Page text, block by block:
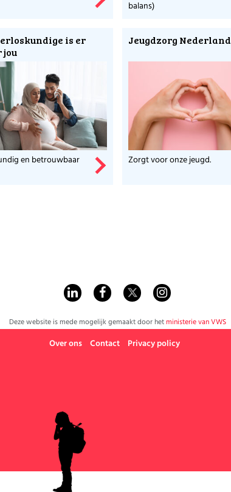
balans)
is er
jou
en betrouwbaar
Jeugdzorg Nederland
Zorgt voor onze jeugd.
Deze website is mede mogelijk gemaakt door het ministerie van VWS
Over ons Contact Privacy policy